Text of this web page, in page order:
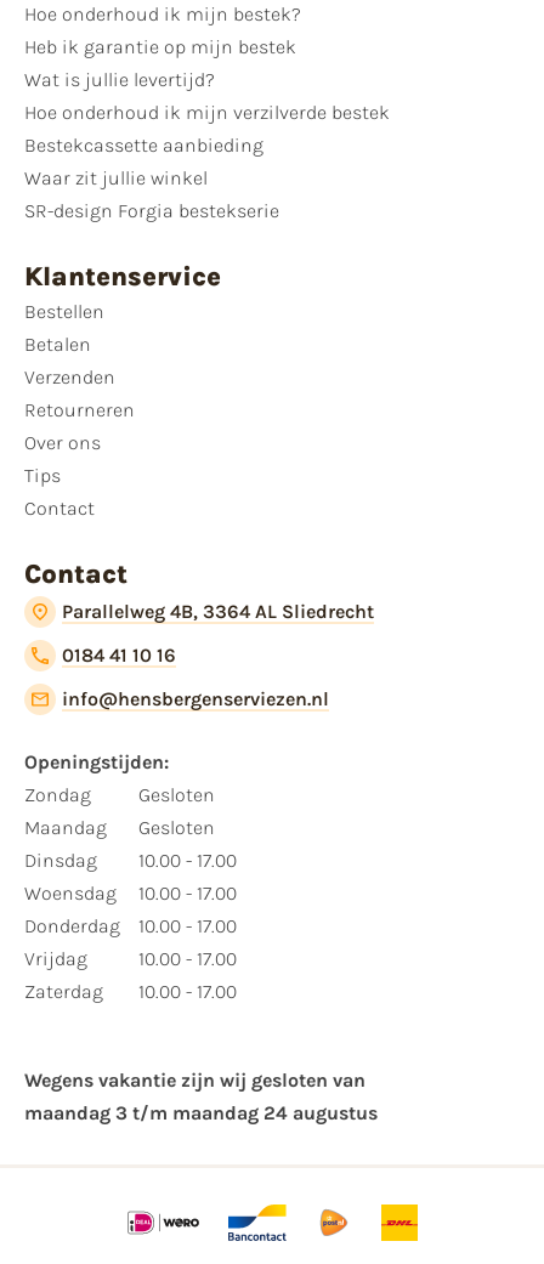
Hoe onderhoud ik mijn bestek?
Heb ik garantie op mijn bestek
Wat is jullie levertijd?
Hoe onderhoud ik mijn verzilverde bestek
Bestekcassette aanbieding
Waar zit jullie winkel
SR-design Forgia bestekserie
Klantenservice
Bestellen
Betalen
Verzenden
Retourneren
Over ons
Tips
Contact
Contact
Parallelweg 4B, 3364 AL Sliedrecht
0184 41 10 16
info@hensbergenserviezen.nl
Openingstijden:
Zondag
Maandag
Dinsdag
Woensdag
Donderdag
Vrijdag
Zaterdag
Gesloten
Gesloten
10.00 - 17.00
10.00 - 17.00
10.00 - 17.00
10.00 - 17.00
10.00 - 17.00
Wegens vakantie zijn wij gesloten van ​
maandag 3 t/m maandag 24 augustus